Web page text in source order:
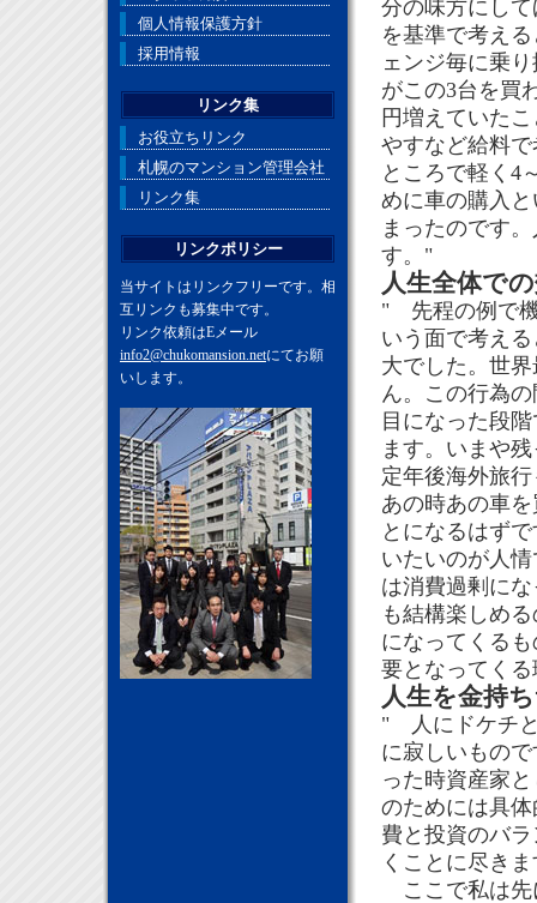
分の味方にし
を基準で考え
ェンジ毎に乗
がこの3台を買
円増えていた
やすなど給料
ところで軽く4
めに車の購入
まったのです
す。"
人生全体で
" 先程の例で機
いう面で考え
大でした。世
ん。この行為
目になった段
ます。いまや
定年後海外旅
あの時あの車
とになるはず
いたいのが人
は消費過剰に
も結構楽しめ
になってくる
要となってく
人生を金持
" 人にドケチと
に寂しいもの
った時資産家
のためには具
費と投資のバ
くことに尽き
ここで私は先
個人情報保護方針
採用情報
リンク集
お役立ちリンク
札幌のマンション管理会社
リンク集
リンクポリシー
当サイトはリンクフリーです。相
互リンクも募集中です。
リンク依頼はEメール
info2@chukomansion.netにてお願
いします。